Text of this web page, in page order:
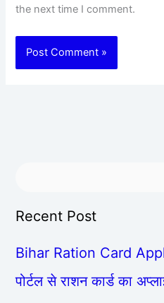
the next time I comment.
Recent Post
Bihar Ration Card
पोर्टल से राशन कार्ड का